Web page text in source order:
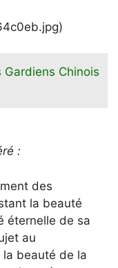
Gardiens Chinois
:
des
la beauté
éternelle de sa
au
beauté de la